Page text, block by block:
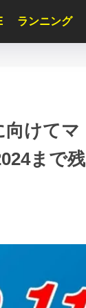
ランニング
向けてマ
まで残